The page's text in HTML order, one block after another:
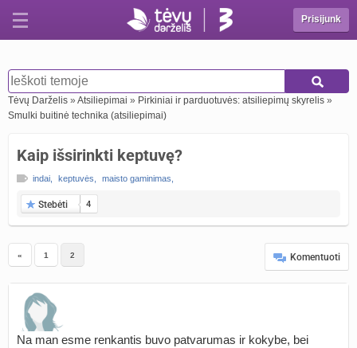
Prisijunk
Tėvų Darželis » Atsiliepimai » Pirkiniai ir parduotuvės: atsiliepimų skyrelis »
Smulki buitinė technika (atsiliepimai)
Kaip išsirinkti keptuvę?
indai keptuvės maisto gaminimas
Stebėti 4
« 1 2 Komentuoti
Na man esme renkantis buvo patvarumas ir kokybe, bei